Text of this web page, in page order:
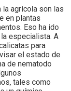
agrícola son las
en plantas
Eso ha ido
especialista. A
para
el estado de
de nematodo
tales como